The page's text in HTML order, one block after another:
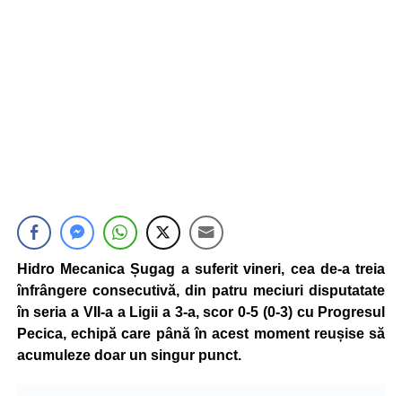
Hidro Mecanica Șugag a suferit vineri, cea de-a treia
înfrângere consecutivă, din patru meciuri disputatate
în seria a VII-a a Ligii a 3-a, scor 0-5 (0-3) cu Progresul
Pecica, echipă care până în acest moment reușise să
acumuleze doar un singur punct.